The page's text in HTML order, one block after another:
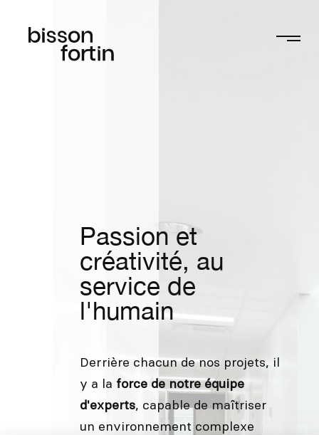
Passion et
créativité, au
service de
l'humain
Derrière chacun de nos projets, il
y a la force de notre équipe
d'experts, capable de maîtriser
un environnement complexe